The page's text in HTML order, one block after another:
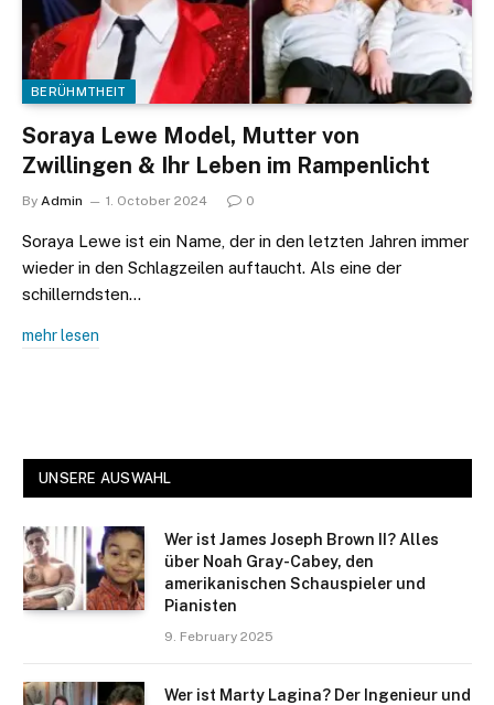
BERÜHMTHEIT
Soraya Lewe Model, Mutter von
Zwillingen & Ihr Leben im Rampenlicht
By Admin 1. October 2024 0
Soraya Lewe ist ein Name, der in den letzten Jahren immer
wieder in den Schlagzeilen auftaucht. Als eine der
schillerndsten…
mehr lesen
UNSERE AUSWAHL
Wer ist James Joseph Brown II? Alles
über Noah Gray-Cabey, den
amerikanischen Schauspieler und
Pianisten
9. February 2025
Wer ist Marty Lagina? Der Ingenieur und